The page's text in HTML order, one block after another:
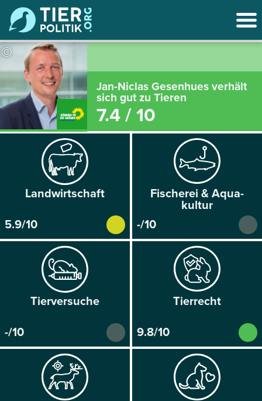
©
Jan-Niclas Gesenhues verhält
sich gut zu Tieren
7.4 / 10
Land­wirtschaft
5.9/10
Fischerei & Aqua­
kultur
-/10
Tier­versuche
-/10
Tier­recht
9.8/10